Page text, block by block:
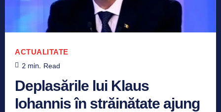
ACTUALITATE
2 min. Read
Deplasările lui Klaus
Iohannis în străinătate ajung